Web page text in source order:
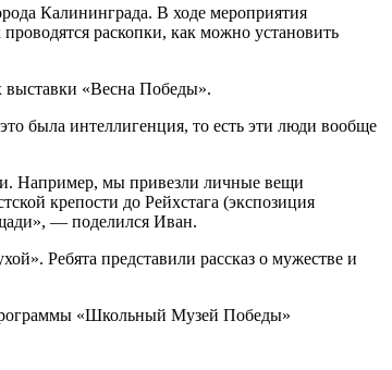
Калининграда. В ходе мероприятия
раскопки, как можно установить
выставки «Весна Победы».
была интеллигенция, то есть эти люди вообще
Например, мы привезли личные вещи
крепости до Рейхстага (экспозиция
— поделился Иван.
Ребята представили рассказ о мужестве и
«Школьный Музей Победы»